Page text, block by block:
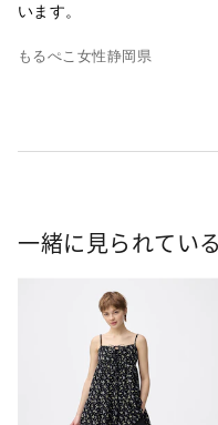
います。
もるぺこ 女性静岡県
一緒に見られてい